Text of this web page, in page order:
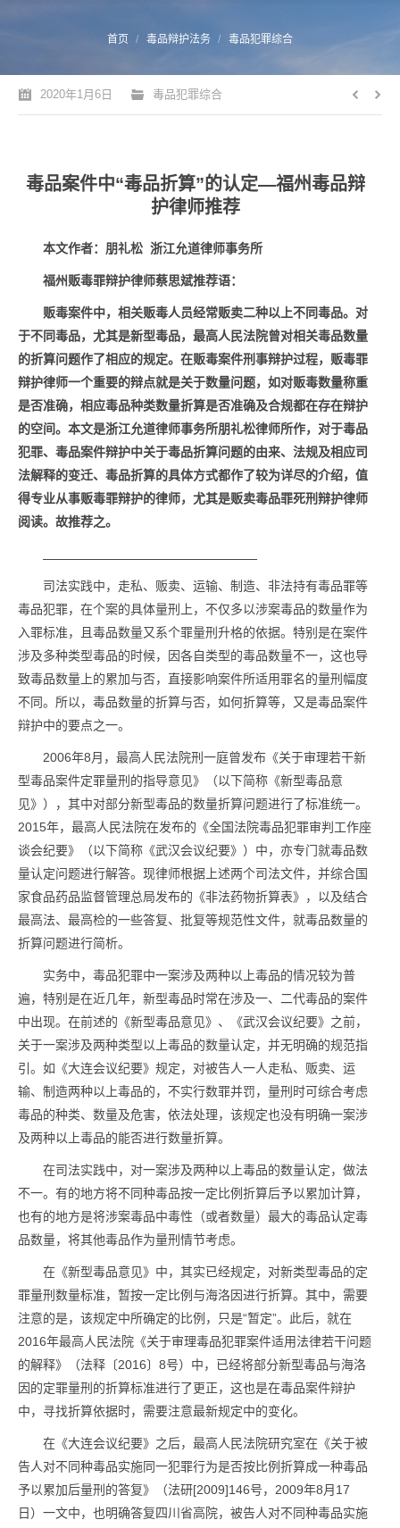
首页 毒品辩护法务 毒品犯罪综合
2020年1月6日 毒品犯罪综合
毒品案件中“毒品折算”的认定—福州毒品辩
护律师推荐
本文作者： 朋礼松 浙江允道律师事务所
福州贩毒罪辩护律师蔡思斌推荐语：
贩毒案件中，相关贩毒人员经常贩卖二种以上不同毒品。对
于不同毒品，尤其是新型毒品，最高人民法院曾对相关毒品数量
的折算问题作了相应的规定。在贩毒案件刑事辩护过程，贩毒罪
辩护律师一个重要的辩点就是关于数量问题，如对贩毒数量称重
是否准确，相应毒品种类数量折算是否准确及合规都在存在辩护
的空间。本文是浙江允道律师事务所朋礼松律师所作，对于毒品
犯罪、毒品案件辩护中关于毒品折算问题的由来、法规及相应司
法解释的变迁、毒品折算的具体方式都作了较为详尽的介绍，值
得专业从事贩毒罪辩护的律师，尤其是贩卖毒品罪死刑辩护律师
阅读。故推荐之。
司法实践中，走私、贩卖、运输、制造、非法持有毒品罪等
毒品犯罪，在个案的具体量刑上，不仅多以涉案毒品的数量作为
入罪标准，且毒品数量又系个罪量刑升格的依据。特别是在案件
涉及多种类型毒品的时候，因各自类型的毒品数量不一，这也导
致毒品数量上的累加与否，直接影响案件所适用罪名的量刑幅度
不同。所以，毒品数量的折算与否，如何折算等，又是毒品案件
辩护中的要点之一。
2006年8月，最高人民法院刑一庭曾发布《关于审理若干新
型毒品案件定罪量刑的指导意见》（以下简称《新型毒品意
见》），其中对部分新型毒品的数量折算问题进行了标准统一。
2015年，最高人民法院在发布的《全国法院毒品犯罪审判工作座
谈会纪要》（以下简称《武汉会议纪要》）中，亦专门就毒品数
量认定问题进行解答。现律师根据上述两个司法文件，并综合国
家食品药品监督管理总局发布的《非法药物折算表》，以及结合
最高法、最高检的一些答复、批复等规范性文件，就毒品数量的
折算问题进行简析。
实务中，毒品犯罪中一案涉及两种以上毒品的情况较为普
遍，特别是在近几年，新型毒品时常在涉及一、二代毒品的案件
中出现。在前述的《新型毒品意见》、《武汉会议纪要》之前，
关于一案涉及两种类型以上毒品的数量认定，并无明确的规范指
引。如《大连会议纪要》规定，对被告人一人走私、贩卖、运
输、制造两种以上毒品的，不实行数罪并罚，量刑时可综合考虑
毒品的种类、数量及危害，依法处理，该规定也没有明确一案涉
及两种以上毒品的能否进行数量折算。
在司法实践中，对一案涉及两种以上毒品的数量认定，做法
不一。有的地方将不同种毒品按一定比例折算后予以累加计算，
也有的地方是将涉案毒品中毒性（或者数量）最大的毒品认定毒
品数量，将其他毒品作为量刑情节考虑。
在《新型毒品意见》中，其实已经规定，对新类型毒品的定
罪量刑数量标准，暂按一定比例与海洛因进行折算。其中，需要
注意的是，该规定中所确定的比例，只是“暂定”。此后，就在
2016年最高人民法院《关于审理毒品犯罪案件适用法律若干问题
的解释》（法释〔2016〕8号）中，已经将部分新型毒品与海洛
因的定罪量刑的折算标准进行了更正，这也是在毒品案件辩护
中，寻找折算依据时，需要注意最新规定中的变化。
在《大连会议纪要》之后，最高人民法院研究室在《关于被
告人对不同种毒品实施同一犯罪行为是否按比例折算成一种毒品
予以累加后量刑的答复》（法研[2009]146号，2009年8月17
日）一文中，也明确答复四川省高院，被告人对不同种毒品实施